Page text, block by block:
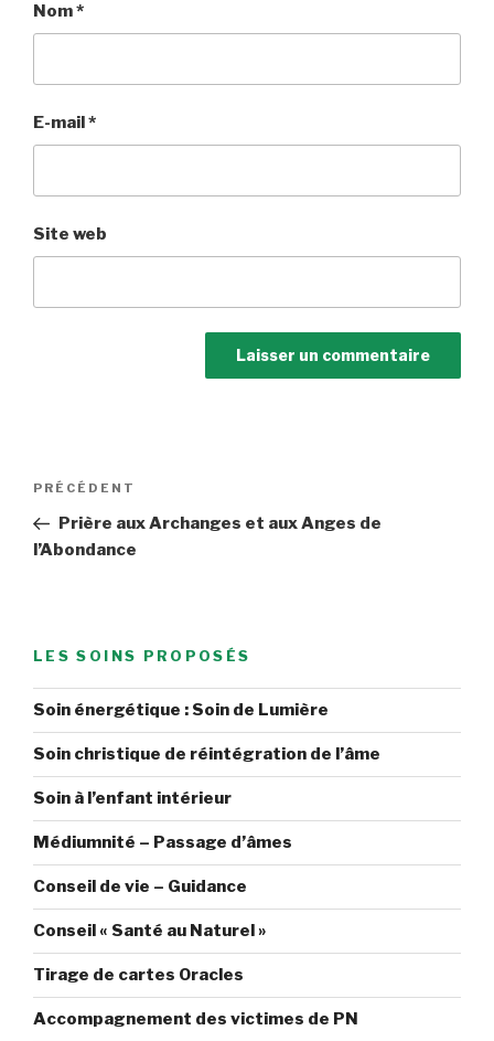
Nom*
E-mail *
Site web
Navigation
l’article
Article
précédent
PRÉCÉDENT
Prière aux Archanges et aux Anges de
l’Abondance
LES SOINS PROPOSÉS
Soin énergétique : Soin de Lumière
Soin christique de réintégration de l’âme
Soin à l’enfant intérieur
Médiumnité – Passage d’âmes
Conseil de vie – Guidance
Conseil « Santé au Naturel »
Tirage de cartes Oracles
Accompagnement des victimes de PN